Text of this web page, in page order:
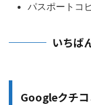
パスポートコ
いちば
Googleクチ